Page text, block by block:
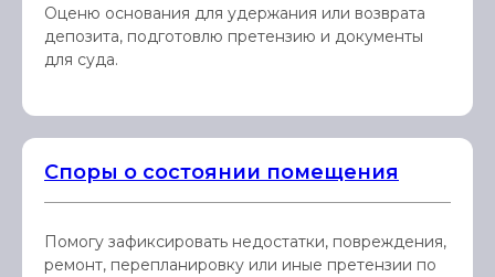
Оценю основания для удержания или возврата
депозита, подготовлю претензию и документы
для суда.
Споры о состоянии помещения
Помогу зафиксировать недостатки, повреждения,
ремонт, перепланировку или иные претензии по